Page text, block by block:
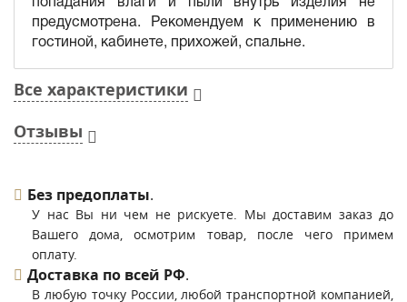
предусмотрена. Рекомендуем к применению в
гостиной, кабинете, прихожей, спальне.
Все характеристики
Отзывы
Без предоплаты.
У нас Вы ни чем не рискуете. Мы доставим заказ до
Вашего дома, осмотрим товар, после чего примем
оплату.
Доставка по всей РФ.
В любую точку России, любой транспортной компанией,